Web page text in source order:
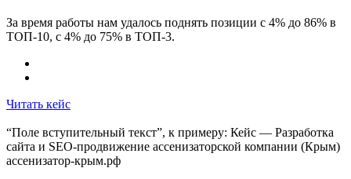
За время работы нам удалось поднять позиции с 4% до 86% в
ТОП-10, с 4% до 75% в ТОП-3.
Читать кейс
“Поле вступительный текст”, к примеру: Кейс — Разработка
сайта и SEO-продвижение ассенизаторской компании (Крым)
ассенизатор-крым.рф